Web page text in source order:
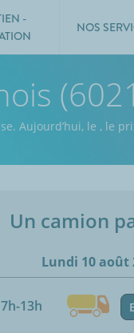
-
NOS
Aujourd’hui, le , le
Un camion
Lundi 10 août
7h-13h